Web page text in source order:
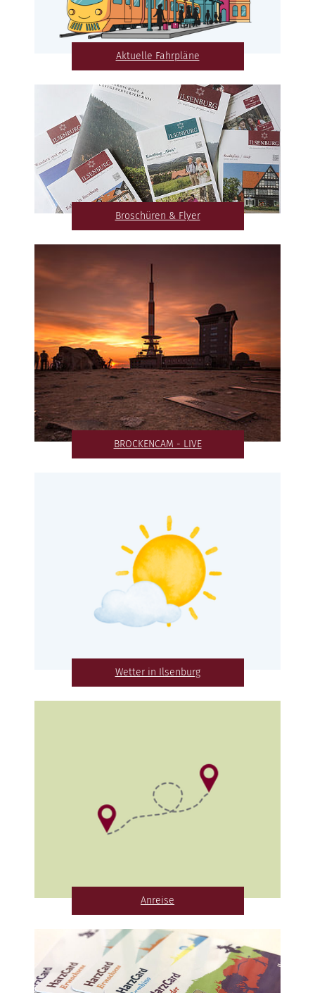
Aktuelle Fahrpläne
Broschüren & Flyer
BROCKENCAM - LIVE
Wetter in Ilsenburg
Anreise